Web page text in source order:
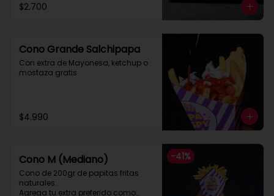
$2.700
Cono Grande Salchipapa
Con extra de Mayonesa, ketchup o
mostaza gratis
$4.990
-41%
Cono M (Mediano)
Cono de 200gr de papitas fritas
naturales.
Agrega tu extra preferido como